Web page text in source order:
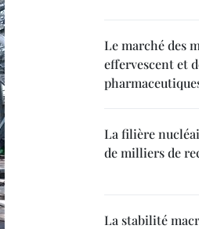
Le marché des
effervescent et
La filière
de milliers de
La stabilité